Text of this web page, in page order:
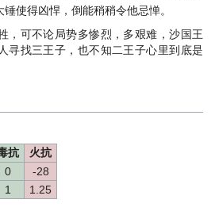
使得凶悍，倒能稍稍令他忌惮。
，可不论局势多惨烈，多艰难，沙国王
寻找三王子，也不知二王子心里到底是
抗
火抗
0
-28
1 1.25